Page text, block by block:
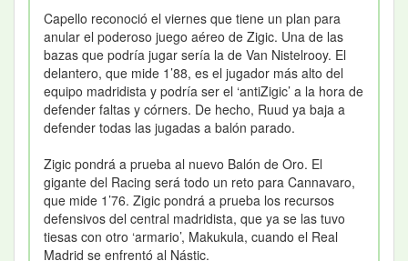
Capello reconoció el viernes que tiene un plan para
anular el poderoso juego aéreo de Zigic. Una de las
bazas que podría jugar sería la de Van Nistelrooy. El
delantero, que mide 1’88, es el jugador más alto del
equipo madridista y podría ser el ‘antiZigic’ a la hora de
defender faltas y córners. De hecho, Ruud ya baja a
defender todas las jugadas a balón parado.
Zigic pondrá a prueba al nuevo Balón de Oro. El
gigante del Racing será todo un reto para Cannavaro,
que mide 1’76. Zigic pondrá a prueba los recursos
defensivos del central madridista, que ya se las tuvo
tiesas con otro ‘armario’, Makukula, cuando el Real
Madrid se enfrentó al Nástic.